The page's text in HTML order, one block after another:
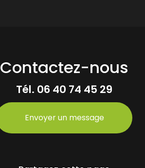
Contactez-nous
Tél. 06 40 74 45 29
Envoyer un message